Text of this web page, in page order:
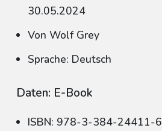
30.05.2024
Von Wolf Grey
Sprache: Deutsch
Daten: E-Book
ISBN: 978-3-384-24411-6